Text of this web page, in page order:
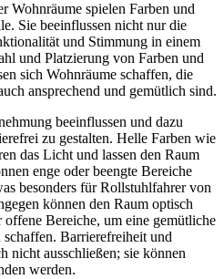
Wohnräume spielen Farben und
Sie beeinflussen nicht nur die
und Stimmung in einem
und Platzierung von Farben und
sich Wohnräume schaffen, die
ansprechend und gemütlich sind.
beeinflussen und dazu
zu gestalten. Helle Farben wie
das Licht und lassen den Raum
enge oder beengte Bereiche
besonders für Rollstuhlfahrer von
können den Raum optisch
Bereiche, um eine gemütliche
Barrierefreiheit und
nicht ausschließen; sie können
werden.